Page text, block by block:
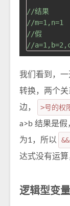
//结果
//m=1,n=1
//假
//
我们看到，
转换，两个
边，
>号的权
a>b 结果是
为1，所以
&&
达式没有运算
逻辑型变量